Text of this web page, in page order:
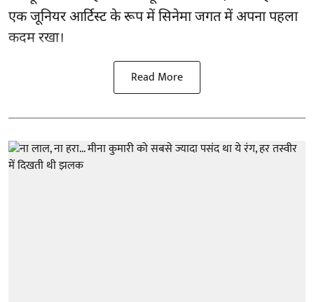
एक जूनियर आर्टिस्ट के रूप में सिनेमा जगत में अपना पहला
कदम रखा।
Read More